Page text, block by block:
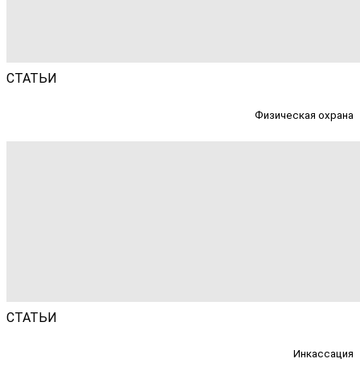
СТАТЬИ
Физическая охрана
СТАТЬИ
Инкассация